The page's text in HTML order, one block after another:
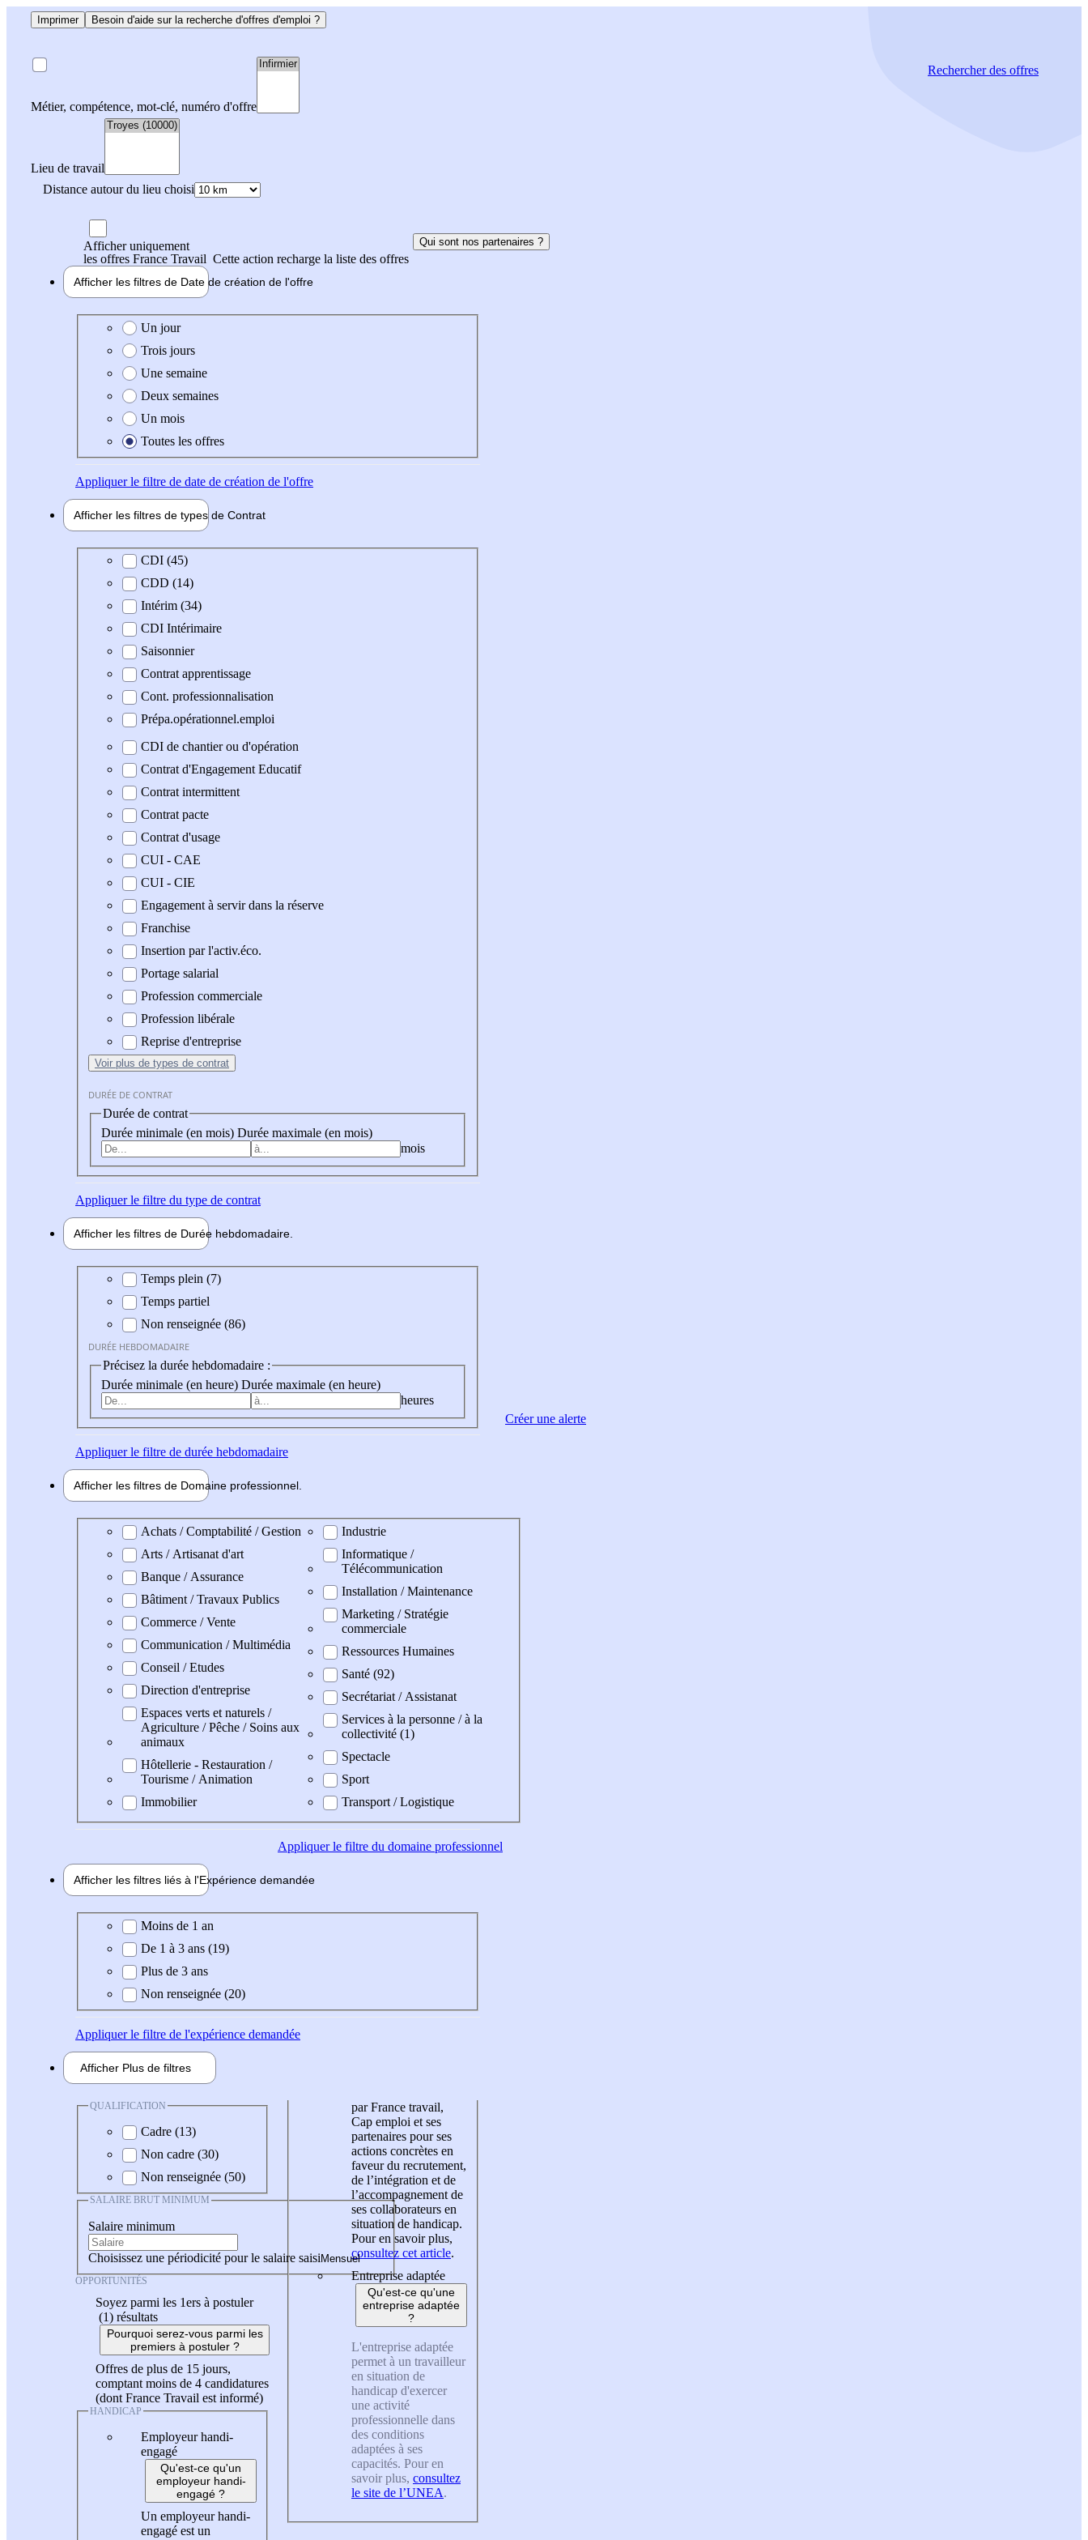
Imprimer Besoin d'aide sur la recherche d'offres d'emploi ?
Métier, compétence, mot-clé, numéro d'offre
Lieu de travail
Distance autour du lieu choisi
Rechercherdes offres
Afficher uniquement
les offres France Travail Cette action recharge la liste des offres
Qui sont nos partenaires ?
Afficher les filtres de Date de création de l'offre
Date de création de l'offre
Un jour
Trois jours
Une semaine
Deux semaines
Un mois
Toutes les offres
Appliquerle filtre de date de création de l'offre
Afficher les filtres de types de Contrat
Type de contratCDI (45)
CDD (14)
Intérim (34)
CDI Intérimaire
Saisonnier
Contrat apprentissage
Cont. professionnalisation
Prépa.opérationnel.emploi
CDI de chantier ou d'opération
Contrat d'Engagement Educatif
Contrat intermittent
Contrat pacte
Contrat d'usage
CUI - CAE
CUI - CIE
Engagement à servir dans la réserve
Franchise
Insertion par l'activ.éco.
Portage salarial
Profession commerciale
Profession libérale
Reprise d'entreprise
Voir plus de types de contrat
DURÉE DE CONTRAT
Durée de contrat
Durée minimale (en mois) Durée maximale (en mois)
mois
Appliquerle filtre du type de contrat
Afficher les filtres de Durée hebdomadaire
Durée hebdomadaire
Temps plein (7)
Temps partiel
Non renseignée (86)
DURÉE HEBDOMADAIRE
Précisez la durée hebdomadaire :
Durée minimale (en heure) Durée maximale (en heure)
heures
Appliquerle filtre de durée hebdomadaire
Afficher les filtres de Domaine professionnel
Domaine professionel
Achats / Comptabilité / Gestion
Arts / Artisanat d'art
Banque / Assurance
Bâtiment / Travaux Publics
Commerce / Vente
Communication / Multimédia
Conseil / Etudes
Direction d'entreprise
Espaces verts et naturels /
Agriculture / Pêche / Soins aux
animaux
Hôtellerie - Restauration /
Tourisme / Animation
Immobilier
Industrie
Informatique /
Télécommunication
Installation / Maintenance
Marketing / Stratégie
commerciale
Ressources Humaines
Santé (92)
Secrétariat / Assistanat
Services à la personne / à la
collectivité (1)
Spectacle
Sport
Transport / Logistique
Appliquerle filtre du domaine professionnel
Afficher les filtres liés à l'Expérience demandée
Expérience demandée
Moins de 1 an
De 1 à 3 ans (19)
Plus de 3 ans
Non renseignée (20)
Appliquerle filtre de l'expérience demandée
Afficher Plus de filtres
QUALIFICATION
Cadre (13)
Non cadre (30)
Non renseignée (50)
SALAIRE BRUT MINIMUM
Salaire minimum
Choisissez une périodicité pour le salaire saisi
OPPORTUNITÉS
Soyez parmi les 1ers à postuler
(1) résultats
Pourquoi serez-vous parmi les
premiers à postuler ?
Offres de plus de 15 jours,
comptant moins de 4 candidatures
(dont France Travail est informé)
HANDICAP
Employeur handi-
engagé
Qu'est-ce qu'un
employeur handi-
engagé ?
Un employeur handi-
engagé est un
par France travail,
Cap emploi et ses
partenaires pour ses
actions concrètes en
faveur du recrutement,
de l’intégration et de
l’accompagnement de
ses collaborateurs en
situation de handicap.
Pour en savoir plus,
consultez cet article.
Entreprise adaptée
Qu'est-ce qu'une
entreprise adaptée
?
L'entreprise adaptée
permet à un travailleur
en situation de
handicap d'exercer
une activité
professionnelle dans
des conditions
adaptées à ses
capacités. Pour en
savoir plus, consultez
le site de l’UNEA.
Créer une alerte